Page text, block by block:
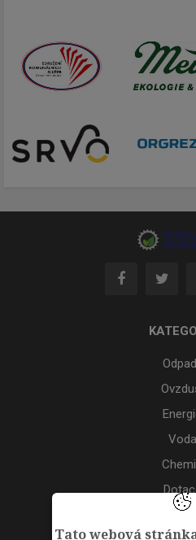
Tato webová
Voda
Akce